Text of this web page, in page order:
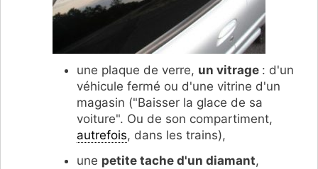
une plaque de verre, un vitrage : d'un
véhicule fermé ou d'une vitrine d'un
magasin ("Baisser la glace de sa
voiture". Ou de son compartiment,
autrefois, dans les trains),
une petite tache d'un diamant,